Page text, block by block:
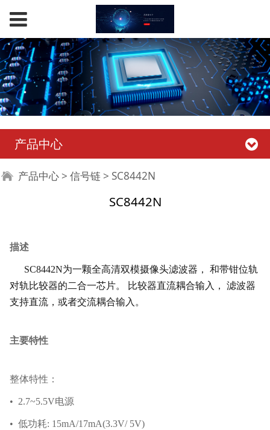
产品中心
SC8442N
产品中心 > 信号链 > SC8442N
SC8442N
描述
SC8442N为一颗全高清双模摄像头滤波器， 和带钳位轨
对轨比较器的二合一芯片。 比较器直流耦合输入， 滤波器
支持直流，或者交流耦合输入。
主要特性
整体特性：
• 2.7~5.5V电源
• 低功耗: 15mA/17mA(3.3V/ 5V)